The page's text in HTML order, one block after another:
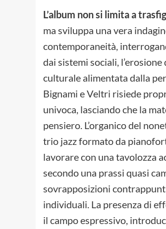
L’album non si limita a
ma sviluppa una vera
contemporaneità,
dai sistemi sociali,
culturale alimentata dalla
Bignami e Veltri risiede
univoca, lasciando che la
pensiero. L’organico del
trio jazz formato da
lavorare con una tavolozza
secondo una prassi quasi
sovrapposizioni
individuali. La presenza di
il campo espressivo,